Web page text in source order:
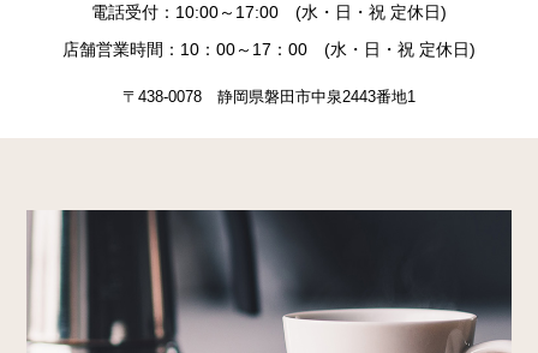
電話受付：10:00～17:00 (水・日・祝 定休日)
店舗営業時間：10：00～17：00 (水・日・祝 定休日)
〒438-0078 静岡県磐田市中泉2443番地1